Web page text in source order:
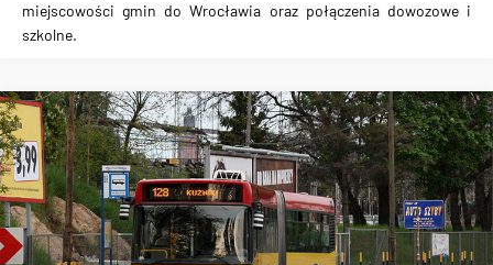
miejscowości gmin do Wrocławia oraz połączenia dowozowe i
szkolne.